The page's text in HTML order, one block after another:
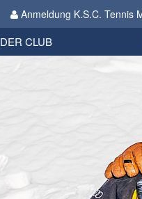
Anmeldung K.S.C. Tennis
DER CLUB
Organisation
Biathlon
Datenschutzverordnung
Impressum